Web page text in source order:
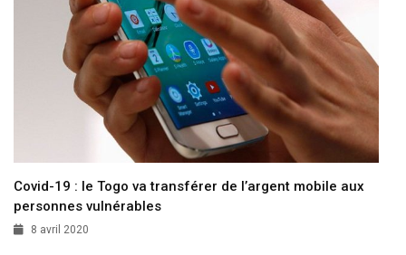
Covid-19 : le Togo va transférer de l’argent mobile aux
personnes vulnérables
8 avril 2020